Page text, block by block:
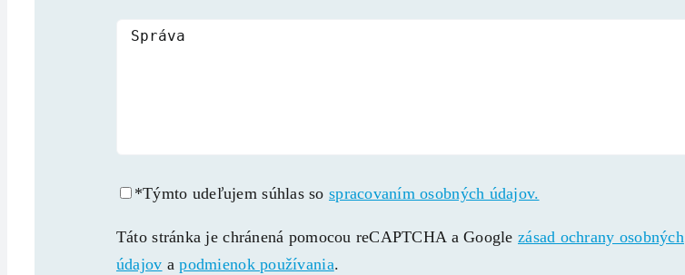
*Týmto udeľujem súhlas so spracovaním osobných údajov.
Táto stránka je chránená pomocou reCAPTCHA a Google zásad ochrany osobných
údajov apodmienok používania.